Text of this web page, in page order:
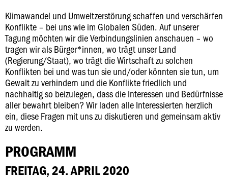
Klimawandel und Umweltzerstörung schaffen und verschärfen
Konflikte – bei uns wie im Globalen Süden. Auf unserer
Tagung möchten wir die Verbindungslinien anschauen – wo
tragen wir als Bürger*innen, wo trägt unser Land
(Regierung/Staat), wo trägt die Wirtschaft zu solchen
Konflikten bei und was tun sie und/oder könnten sie tun, um
Gewalt zu verhindern und die Konflikte friedlich und
nachhaltig so beizulegen, dass die Interessen und Bedürfnisse
aller bewahrt bleiben? Wir laden alle Interessierten herzlich
ein, diese Fragen mit uns zu diskutieren und gemeinsam aktiv
zu werden.
PROGRAMM
FREITAG, 24. APRIL 2020